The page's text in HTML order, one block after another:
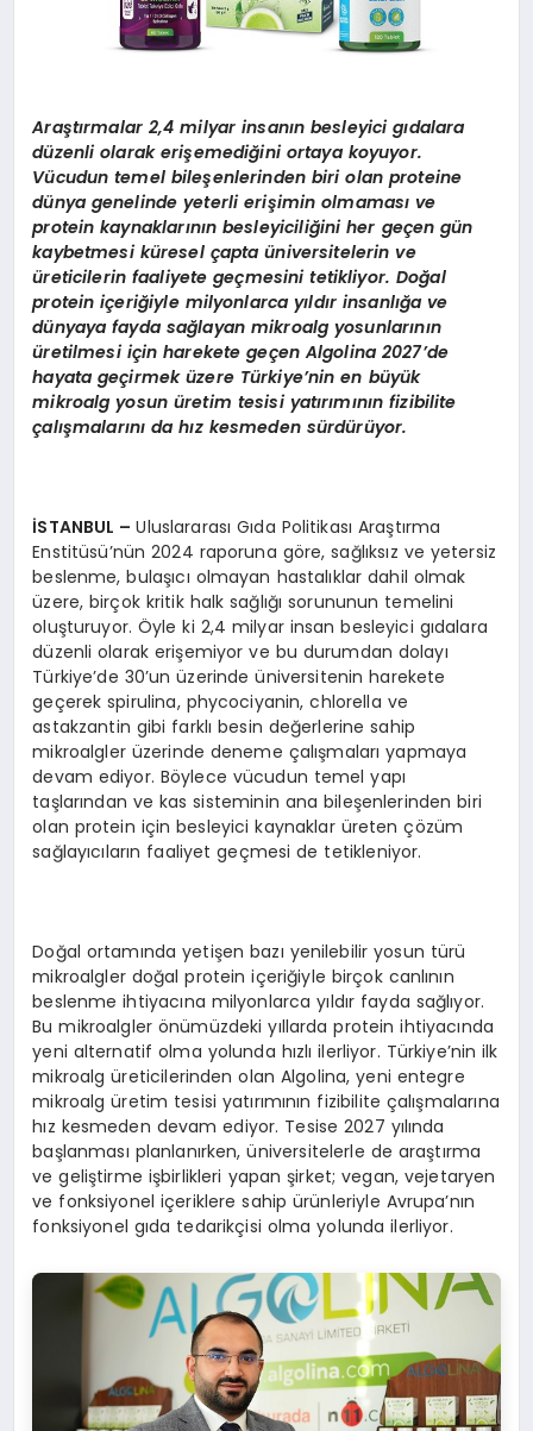
Araştırmalar 2,4 milyar insanın besleyici gıdalara
düzenli olarak erişemediğini ortaya koyuyor.
Vücudun temel bileşenlerinden biri olan proteine
dünya genelinde yeterli erişimin olmaması ve
protein kaynaklarının besleyiciliğini her geçen gün
kaybetmesi küresel çapta üniversitelerin ve
üreticilerin faaliyete geçmesini tetikliyor. Doğal
protein içeriğiyle milyonlarca yıldır insanlığa ve
dünyaya fayda sağlayan mikroalg yosunlarının
üretilmesi için harekete geçen Algolina 2027’de
hayata geçirmek üzere Türkiye’nin en büyük
mikroalg yosun üretim tesisi yatırımının fizibilite
çalışmalarını da hız kesmeden sürdürüyor.
İSTANBUL –Uluslararası Gıda Politikası Araştırma
Enstitüsü’nün 2024 raporuna göre, sağlıksız ve yetersiz
beslenme, bulaşıcı olmayan hastalıklar dahil olmak
üzere, birçok kritik halk sağlığı sorununun temelini
oluşturuyor. Öyle ki 2,4 milyar insan besleyici gıdalara
düzenli olarak erişemiyor ve bu durumdan dolayı
Türkiye’de 30’un üzerinde üniversitenin harekete
geçerek spirulina, phycociyanin, chlorella ve
astakzantin gibi farklı besin değerlerine sahip
mikroalgler üzerinde deneme çalışmaları yapmaya
devam ediyor. Böylece vücudun temel yapı
taşlarından ve kas sisteminin ana bileşenlerinden biri
olan protein için besleyici kaynaklar üreten çözüm
sağlayıcıların faaliyet geçmesi de tetikleniyor.
Doğal ortamında yetişen bazı yenilebilir yosun türü
mikroalgler doğal protein içeriğiyle birçok canlının
beslenme ihtiyacına milyonlarca yıldır fayda sağlıyor.
Bu mikroalgler önümüzdeki yıllarda protein ihtiyacında
yeni alternatif olma yolunda hızlı ilerliyor. Türkiye’nin ilk
mikroalg üreticilerinden olan Algolina, yeni entegre
mikroalg üretim tesisi yatırımının fizibilite çalışmalarına
hız kesmeden devam ediyor. Tesise 2027 yılında
başlanması planlanırken, üniversitelerle de araştırma
ve geliştirme işbirlikleri yapan şirket; vegan, vejetaryen
ve fonksiyonel içeriklere sahip ürünleriyle Avrupa’nın
fonksiyonel gıda tedarikçisi olma yolunda ilerliyor.